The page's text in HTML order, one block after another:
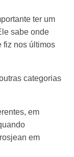
ter um
sabe onde
fiz nos últimos
categorias
em
em